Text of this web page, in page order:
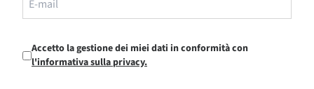
Accetto la gestione dei miei dati in conformità con
l'informativa sulla privacy.